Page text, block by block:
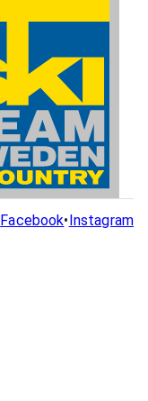
Facebook•Instagram